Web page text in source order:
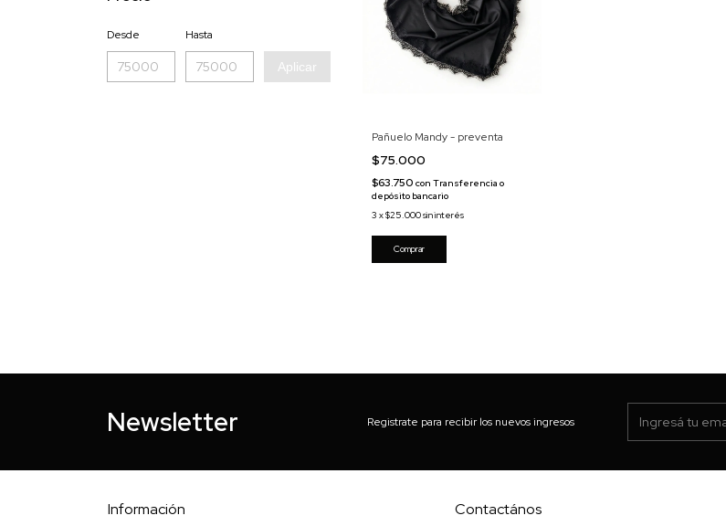
Desde Hasta
Aplicar
Pañuelo Mandy - preventa
$75.000
$63.750 con Transferencia o
depósito bancario
3 x$25.000sin interés
Comprar
Newsletter Registrate para recibir los nuevos ingresos
Información Contactános